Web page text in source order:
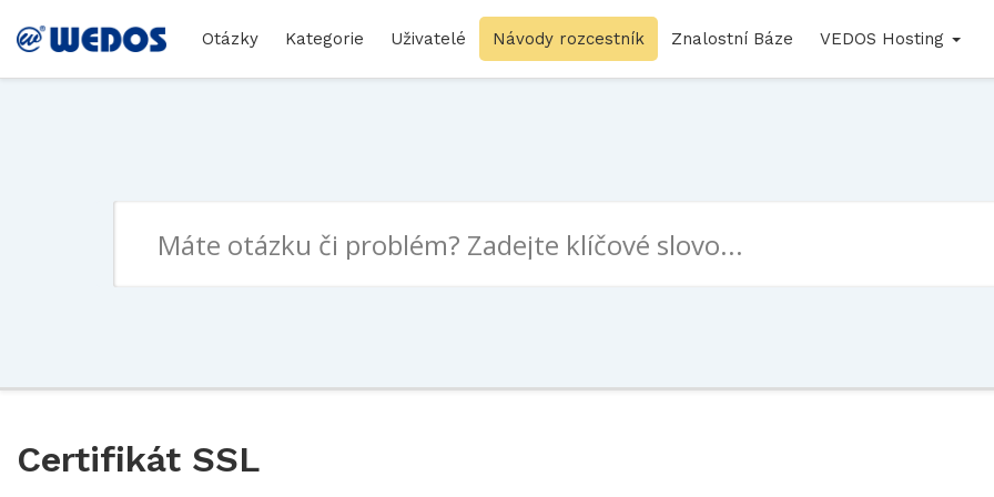
Otázky Kategorie Uživatelé Návody rozcestník Znalostní Báze VEDOS Hosting
Certifikát SSL